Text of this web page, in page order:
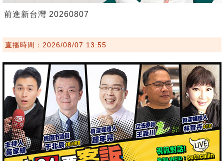
前進新台灣 20260807
直播時間：2026/08/07 13:55